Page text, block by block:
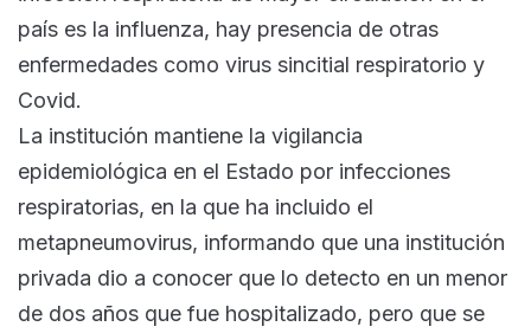
país es la influenza, hay presencia de otras
enfermedades como virus sincitial respiratorio y
Covid.
La institución mantiene la vigilancia
epidemiológica en el Estado por infecciones
respiratorias, en la que ha incluido el
metapneumovirus, informando que una institución
privada dio a conocer que lo detecto en un menor
de dos años que fue hospitalizado, pero que se